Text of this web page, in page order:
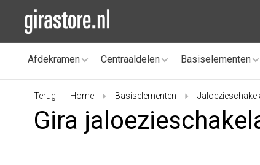
Afdekramen Centraaldelen Basiselementen
Terug Home Basiselementen
Gira